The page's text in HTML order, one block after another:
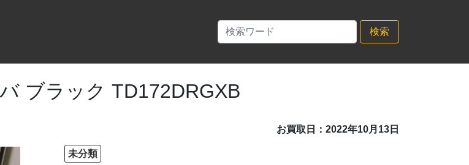
検索
ブラック TD172DRGXB
お買取日：2022年10月13日
未分類